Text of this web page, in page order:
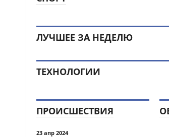
ЛУЧШЕЕ ЗА НЕДЕЛЮ
ТЕХНОЛОГИИ
ПРОИСШЕСТВИЯ
23 апр 2024